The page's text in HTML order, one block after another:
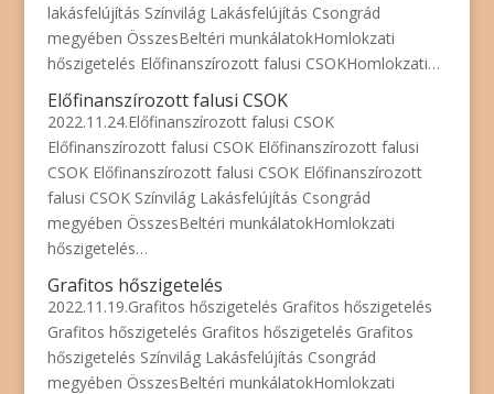
lakásfelújítás Színvilág Lakásfelújítás Csongrád
megyében ÖsszesBeltéri munkálatokHomlokzati
hőszigetelés Előfinanszírozott falusi CSOKHomlokzati…
Előfinanszírozott falusi CSOK
2022.11.24.Előfinanszírozott falusi CSOK
Előfinanszírozott falusi CSOK Előfinanszírozott falusi
CSOK Előfinanszírozott falusi CSOK Előfinanszírozott
falusi CSOK Színvilág Lakásfelújítás Csongrád
megyében ÖsszesBeltéri munkálatokHomlokzati
hőszigetelés…
Grafitos hőszigetelés
2022.11.19.Grafitos hőszigetelés Grafitos hőszigetelés
Grafitos hőszigetelés Grafitos hőszigetelés Grafitos
hőszigetelés Színvilág Lakásfelújítás Csongrád
megyében ÖsszesBeltéri munkálatokHomlokzati